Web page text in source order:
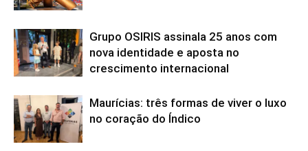
Grupo OSIRIS assinala 25 anos com
nova identidade e aposta no
crescimento internacional
Maurícias: três formas de viver o luxo
no coração do Índico